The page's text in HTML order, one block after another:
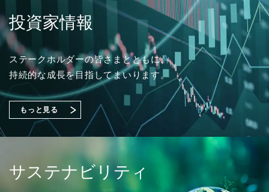
パートナーとして2026/27シーズンを応援」を掲載し
ました。
（4,123KB）
2026年07月31日 経営・財務
2027年３月期 第１四半期決算概況 （1,736KB）
2026年07月31日
2027年３月期 第１四半期決算短信〔日本基準〕（連
2026年04月17日 ソリューション
「ISMS（ISO/IEC 27001）認証取得コンサルティン
グ」を追加しました。
2026年02月18日 ソリューション
「OTセキュリティコンサルティング」を追加しまし
2024年03月01日 採用情報
2025年度 新卒採用 応募受付を開始しました。
2023年03月01日 採用情報
2024年度 新卒採用 応募受付を開始しました。
2026年07月01日 イベント
ISR社主催セミナー『迫る、経済産業省「サプライチェ
ーン強化に向けたセキュリティ対策評価制度」今すぐ
始める課題の可視化と対策準備』出展のご案内
2026年07月01日
富士通株式会社主催イベント「Fujitsu Experience Day
投資家情報
ステークホルダーの皆さまとともに、
持続的な成長を目指してまいります。
もっと見る
サステナビリティ